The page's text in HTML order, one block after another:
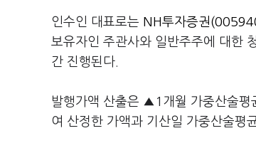
인수인 대표로는 NH투자증권
보유자인 주관사와 일반주주에 대한
간 진행된다.
발행가액 산출은 ▲1개월 가중산술
여 산정한 가액과 기산일 가중산술평